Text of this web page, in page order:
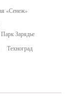
«Сенеж»
Парк Зарядье
Техноград